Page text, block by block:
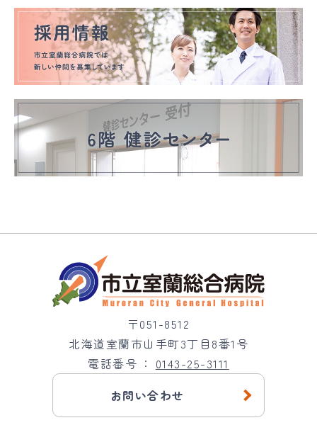
〒051-8512
北海道室蘭市山手町3丁目8番1号
電話番号
0143-25-3111
お問い合わせ